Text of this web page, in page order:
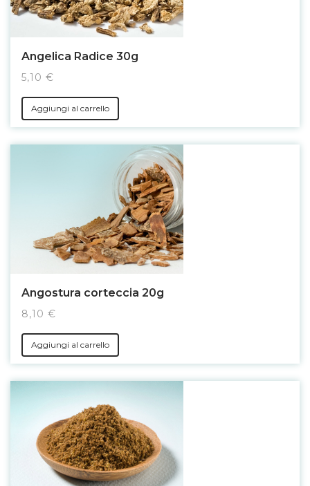
Angelica Radice 30g
5,10 €
Aggiungi al carrello
Angostura corteccia 20g
8,10 €
Aggiungi al carrello